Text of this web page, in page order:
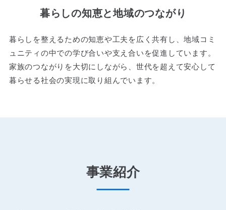
暮らしの知恵と地域のつながり
暮らしを整えるための知恵や工夫を広く共有し、地域コミ
ュニティの中での学び合いや支え合いを促進しています。
家族のつながりを大切にしながら、世代を超えて安心して
暮らせる社会の実現に取り組んでいます。
事業紹介